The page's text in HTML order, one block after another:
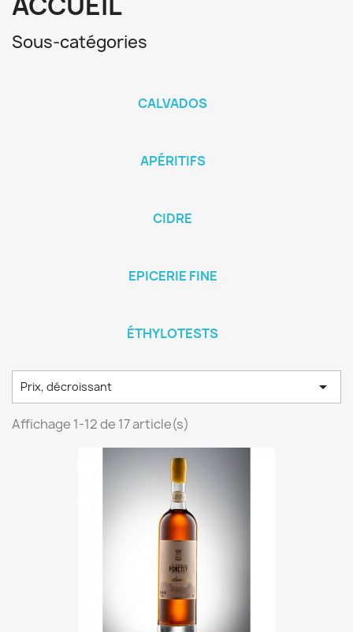
Sous-catégories
CALVADOS
APÉRITIFS
CIDRE
EPICERIE FINE
ÉTHYLOTESTS
Prix, décroissant 
Affichage 1-12 de 17 article(s)